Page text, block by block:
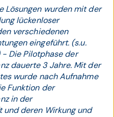
Lösungen wurden mit der
lückenloser
verschiedenen
eingeführt. (s.u.
- Die Pilotphase der
dauerte 3 Jahre. Mit der
wurde nach Aufnahme
Funktion der
in der
und deren Wirkung und